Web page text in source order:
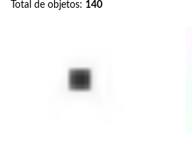
Total de objetos: 140